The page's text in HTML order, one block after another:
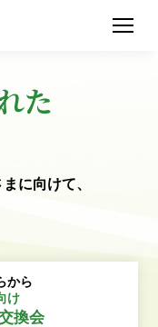
た
に向けて、
から
け
換会